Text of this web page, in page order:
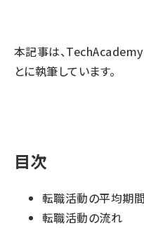
本記事は、TechAcademy
とに執筆しています。
目次
転職活動の平均期間
転職活動の流れ